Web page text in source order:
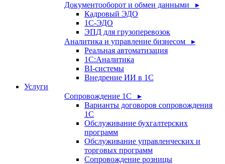
Документооборот и обмен данными ▸
Кадровый ЭДО
1С-ЭДО
ЭПД для грузоперевозок
Аналитика и управление бизнесом ▸
Реальная автоматизация
1С:Аналитика
BI-системы
Внедрение ИИ в 1С
Услуги
Сопровождение 1С ▸
Варианты договоров сопровождения
1С
Обслуживание бухгалтерских
программ
Обслуживание управленческих и
торговых программ
Сопровождение розницы